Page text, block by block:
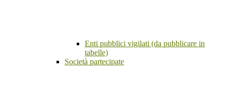
Enti pubblici vigilati (da pubblicare in
tabelle)
Società partecipate